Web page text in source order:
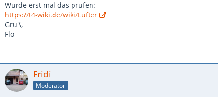
Würde erst mal das prüfen:
https://t4-wiki.de/wiki/Lüfter
Gruß,
Flo
Fridi
Moderator